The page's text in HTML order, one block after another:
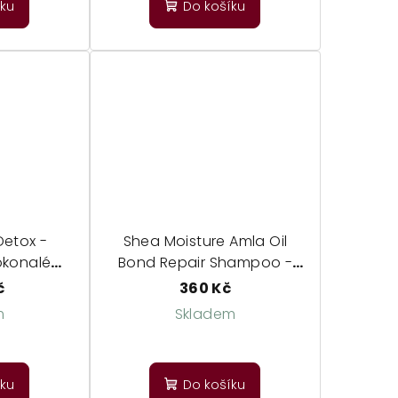
Do košíku
-
Shea Moisture Amla Oil
Bond Repair Shampoo -
obnovující šampon
360 Kč
Skladem
Do košíku